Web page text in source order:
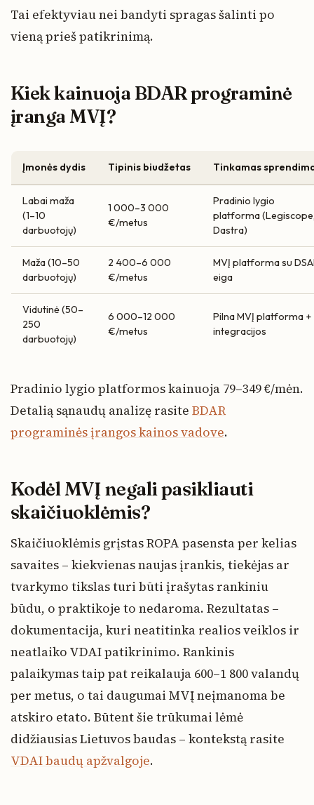
Tai efektyviau nei bandyti spragas šalinti po
vieną prieš patikrinimą.
Kiek kainuoja BDAR programinė
įranga MVĮ?
Įmonės dydis Tipinis biudžetas Tinkamas
Labai maža
(1–10
darbuotojų)
1 000–3 000
€/metus
Pradinio lygio
platforma
Dastra)
Maža (10–50
darbuotojų)
2 400–6 000
€/metus
MVĮ platforma su
eiga
Vidutinė (50–
250
darbuotojų)
6 000–12 000
€/metus
Pilna MVĮ platforma +
integracijos
Pradinio lygio platformos kainuoja 79–349 €/mėn.
Detalią sąnaudų analizę rasite BDAR
programinės įrangos kainos vadove.
Kodėl MVĮ negali pasikliauti
skaičiuoklėmis?
Skaičiuoklėmis grįstas ROPA pasensta per kelias
savaites – kiekvienas naujas įrankis, tiekėjas ar
tvarkymo tikslas turi būti įrašytas rankiniu
būdu, o praktikoje to nedaroma. Rezultatas –
dokumentacija, kuri neatitinka realios veiklos ir
neatlaiko VDAI patikrinimo. Rankinis
palaikymas taip pat reikalauja 600–1 800 valandų
per metus, o tai daugumai MVĮ neįmanoma be
atskiro etato. Būtent šie trūkumai lėmė
didžiausias Lietuvos baudas – kontekstą rasite
VDAI baudų apžvalgoje.